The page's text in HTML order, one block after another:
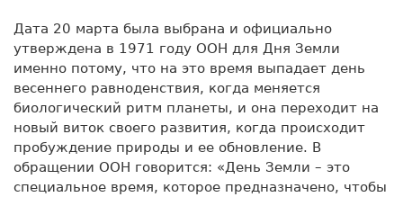
Дата 20 марта была выбрана и официально
утверждена в 1971 году ООН для Дня Земли
именно потому, что на это время выпадает день
весеннего равноденствия, когда меняется
биологический ритм планеты, и она переходит на
новый виток своего развития, когда происходит
пробуждение природы и ее обновление. В
обращении ООН говорится: «День Земли – это
специальное время, которое предназначено, чтобы